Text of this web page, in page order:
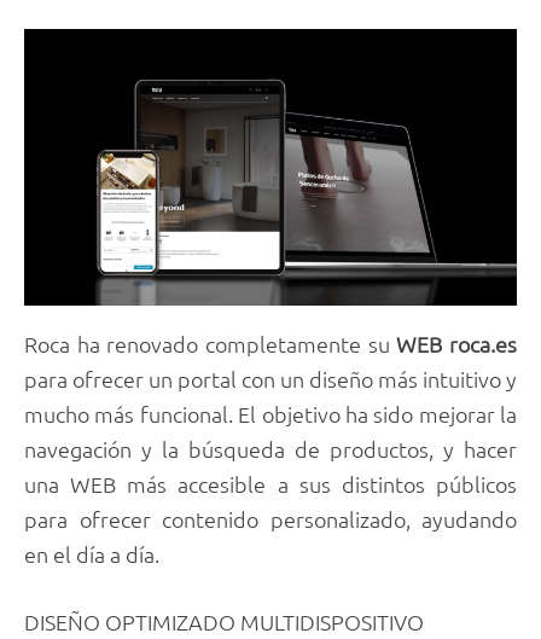
Roca ha renovado completamente suWEB roca.es
para ofrecer un portal con un diseño más intuitivo y
mucho más funcional. El objetivo ha sido mejorar la
navegación y la búsqueda de productos, y hacer
una WEB más accesible a sus distintos públicos
para ofrecer contenido personalizado, ayudando
en el día a día.
DISEÑO OPTIMIZADO MULTIDISPOSITIVO